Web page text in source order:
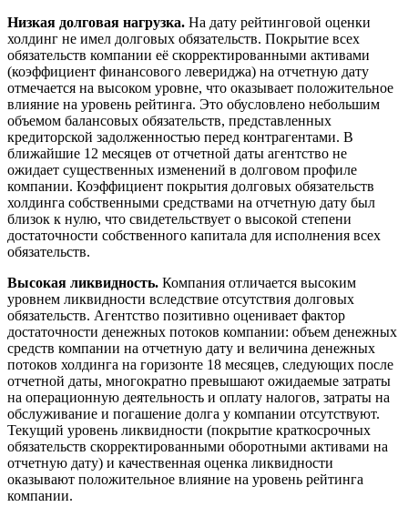
Низкая долговая нагрузка. На дату рейтинговой оценки
холдинг не имел долговых обязательств. Покрытие всех
обязательств компании её скорректированными активами
(коэффициент финансового левериджа) на отчетную дату
отмечается на высоком уровне, что оказывает положительное
влияние на уровень рейтинга. Это обусловлено небольшим
объемом балансовых обязательств, представленных
кредиторской задолженностью перед контрагентами. В
ближайшие 12 месяцев от отчетной даты агентство не
ожидает существенных изменений в долговом профиле
компании. Коэффициент покрытия долговых обязательств
холдинга собственными средствами на отчетную дату был
близок к нулю, что свидетельствует о высокой степени
достаточности собственного капитала для исполнения всех
обязательств.
Высокая ликвидность. Компания отличается высоким
уровнем ликвидности вследствие отсутствия долговых
обязательств. Агентство позитивно оценивает фактор
достаточности денежных потоков компании: объем денежных
средств компании на отчетную дату и величина денежных
потоков холдинга на горизонте 18 месяцев, следующих после
отчетной даты, многократно превышают ожидаемые затраты
на операционную деятельность и оплату налогов, затраты на
обслуживание и погашение долга у компании отсутствуют.
Текущий уровень ликвидности (покрытие краткосрочных
обязательств скорректированными оборотными активами на
отчетную дату) и качественная оценка ликвидности
оказывают положительное влияние на уровень рейтинга
компании.